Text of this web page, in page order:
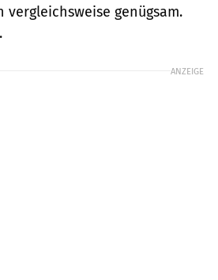
genügsam.
ANZEIGE